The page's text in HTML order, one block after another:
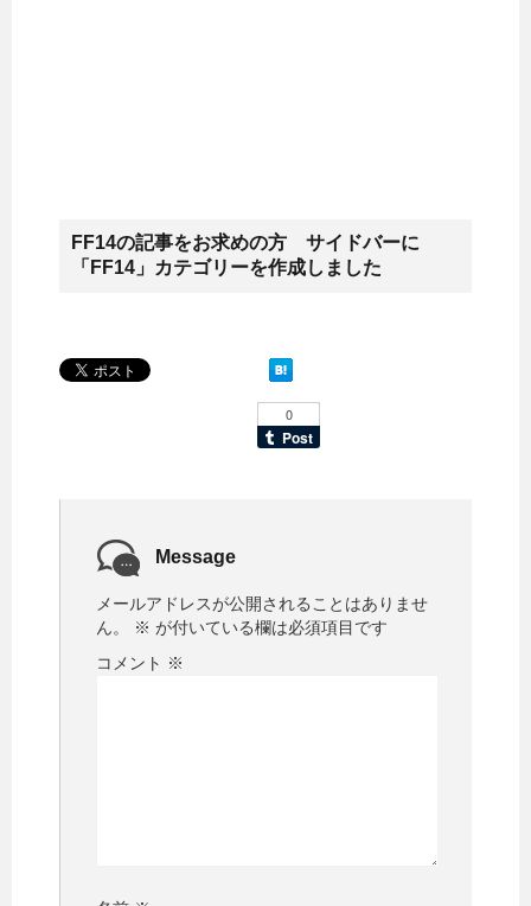
FF14の記事をお求めの方 サイドバーに
「FF14」カテゴリーを作成しました
Message
メールアドレスが公開されることはありませ
ん。
※ が付いている欄は必須項目です
コメント ※